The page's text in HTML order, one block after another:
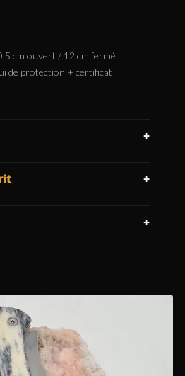
cm ouvert / 12 cm fermé
de protection + certificat
+
+
+